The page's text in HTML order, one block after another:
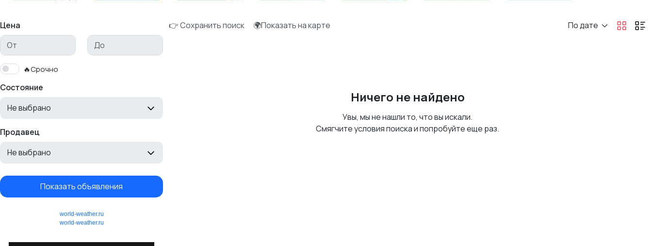
Цена
🔥Срочно
Состояние
Не выбрано
Продавец
Не выбрано
Показать объявления
world-weather.ru
world-weather.ru
👉 Сохранить поиск 🌍Показать на карте По дате
Ничего не найдено
Увы, мы не нашли то, что вы искали.
Смягчите условия поиска и попробуйте еще раз.